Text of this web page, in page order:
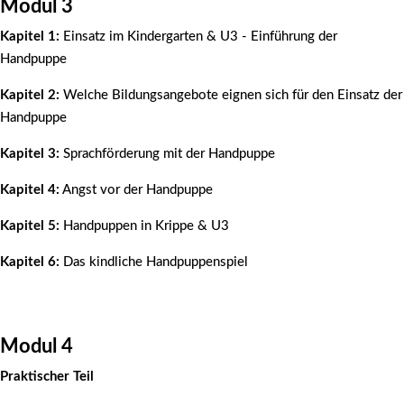
Modul 3
Kapitel 1: Einsatz im Kindergarten & U3 - Einführung der
Handpuppe
Kapitel 2: Welche Bildungsangebote eignen sich für den Einsatz der
Handpuppe
Kapitel 3: Sprachförderung mit der Handpuppe
Kapitel 4: Angst vor der Handpuppe
Kapitel 5: Handpuppen in Krippe & U3
Kapitel 6: Das kindliche Handpuppenspiel
Modul 4
Praktischer Teil